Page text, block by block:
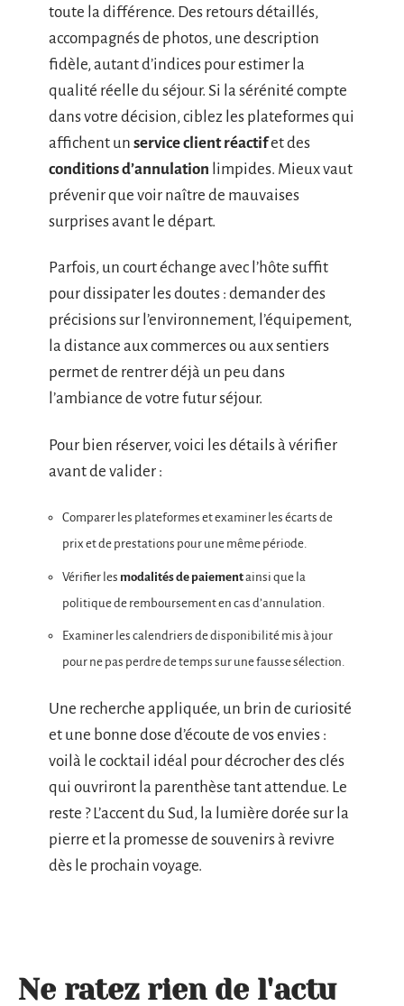
toute la différence. Des retours détaillés,
accompagnés de photos, une description
fidèle, autant d’indices pour estimer la
qualité réelle du séjour. Si la sérénité compte
dans votre décision, ciblez les plateformes qui
affichent un service client réactifet des
conditions d’annulation limpides. Mieux vaut
prévenir que voir naître de mauvaises
surprises avant le départ.
Parfois, un court échange avec l’hôte suffit
pour dissipater les doutes : demander des
précisions sur l’environnement, l’équipement,
la distance aux commerces ou aux sentiers
permet de rentrer déjà un peu dans
l’ambiance de votre futur séjour.
Pour bien réserver, voici les détails à vérifier
avant de valider :
Comparer les plateformes et examiner les écarts de
prix et de prestations pour une même période.
Vérifier les modalités de paiementainsi que la
politique de remboursement en cas d’annulation.
Examiner les calendriers de disponibilité mis à jour
pour ne pas perdre de temps sur une fausse sélection.
Une recherche appliquée, un brin de curiosité
et une bonne dose d’écoute de vos envies :
voilà le cocktail idéal pour décrocher des clés
qui ouvriront la parenthèse tant attendue. Le
reste ? L’accent du Sud, la lumière dorée sur la
pierre et la promesse de souvenirs à revivre
dès le prochain voyage.
Ne ratez rien de l'actu